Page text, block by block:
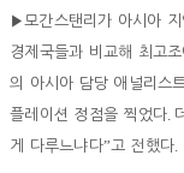
▶모간스탠리가 아시아
경제국들과 비교해 최고
의 아시아 담당 애널리스
플레이션 정점을 찍었다.
게 다루느냐다”고 전했다.